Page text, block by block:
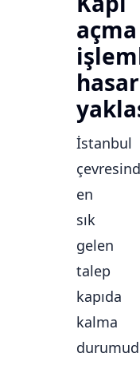
açma
İstanbul
en
sık
gelen
talep
kapıda
kalma